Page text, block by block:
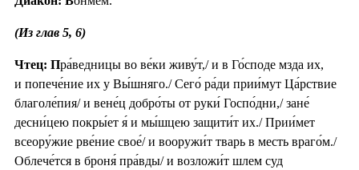
(Из глав 5, 6)
Чтец: Пра́ведницы во ве́ки живу́т,/ и в Го́споде мзда их,
и попече́ние их у Вы́шняго./ Сего́ ра́ди прии́мут Ца́рствие
благоле́пия/ и вене́ц добро́ты от руки́ Госпо́дни,/ зане́
десни́цею покры́ет я́ и мы́шцею защити́т их./ Прии́мет
всеору́жие рве́ние свое́/ и вооружи́т тварь в месть враго́м./
Облече́тся в броня́ пра́вды/ и возложи́т шлем суд